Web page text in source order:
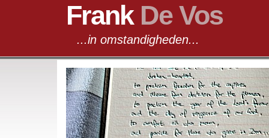
Frank De Vos
...in omstandigheden...